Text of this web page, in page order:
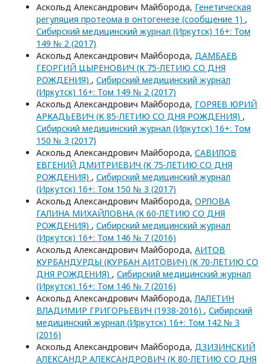
Аскольд Александрович Майборода, Генетическая
регуляция протеома в онтогенезе (сообщение 1) ,
Сибирский медицинский журнал (Иркутск) 16+: Том
149 № 2 (2017)
Аскольд Александрович Майборода, ДАМБАЕВ
ГЕОРГИЙ ЦЫРЕНОВИЧ (К 75-ЛЕТИЮ СО ДНЯ
РОЖДЕНИЯ) , Сибирский медицинский журнал
(Иркутск) 16+: Том 149 № 2 (2017)
Аскольд Александрович Майборода, ГОРЯЕВ ЮРИЙ
АРКАДЬЕВИЧ (К 85-ЛЕТИЮ СО ДНЯ РОЖДЕНИЯ) ,
Сибирский медицинский журнал (Иркутск) 16+: Том
150 № 3 (2017)
Аскольд Александрович Майборода, САВИЛОВ
ЕВГЕНИЙ ДМИТРИЕВИЧ (К 75-ЛЕТИЮ СО ДНЯ
РОЖДЕНИЯ) , Сибирский медицинский журнал
(Иркутск) 16+: Том 150 № 3 (2017)
Аскольд Александрович Майборода, ОРЛОВА
ГАЛИНА МИХАЙЛОВНА (К 60-ЛЕТИЮ СО ДНЯ
РОЖДЕНИЯ) , Сибирский медицинский журнал
(Иркутск) 16+: Том 146 № 7 (2016)
Аскольд Александрович Майборода, АИТОВ
КУРБАНДУРДЫ (КУРБАН АИТОВИЧ) (К 70-ЛЕТИЮ СО
ДНЯ РОЖДЕНИЯ) , Сибирский медицинский журнал
(Иркутск) 16+: Том 146 № 7 (2016)
Аскольд Александрович Майборода,ЛАЛЕТИН
ВЛАДИМИР ГРИГОРЬЕВИЧ (1938-2016) , Сибирский
медицинский журнал (Иркутск) 16+: Том 142 № 3
(2016)
Аскольд Александрович Майборода, ДЗИЗИНСКИЙ
АЛЕКСАНДР АЛЕКСАНДРОВИЧ (К 80-ЛЕТИЮ СО ДНЯ